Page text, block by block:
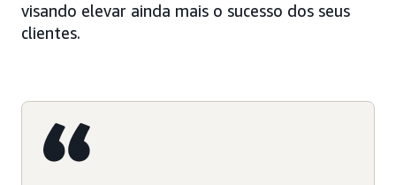
visando elevar ainda mais o sucesso dos seus
clientes.